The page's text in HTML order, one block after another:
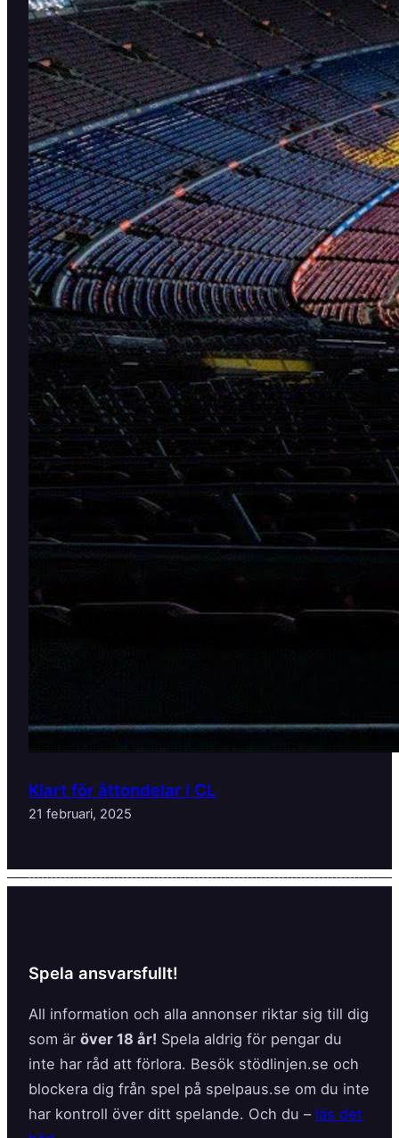
Klart för åttondelar i CL
21 februari, 2025
Spela ansvarsfullt!
All information och alla annonser riktar sig till dig
som är över 18 år! Spela aldrig för pengar du
inte har råd att förlora. Besök stödlinjen.se och
blockera dig från spel på spelpaus.se om du inte
har kontroll över ditt spelande. Och du – läs det